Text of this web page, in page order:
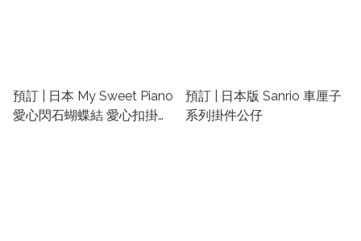
預訂 | 日本 My Sweet Piano
愛心閃石蝴蝶結 愛心扣掛件
預訂 | 日本版 Sanrio 車厘子
系列掛件公仔